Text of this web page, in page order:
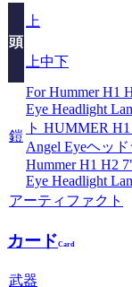
頭
上
上中下
鎧
For Hummer H1
Eye Headlight
ト HUMMER
Angel Eyeヘッ
Hummer H1 H2
Eye Headlight
アーティファクト
カードCard
武器